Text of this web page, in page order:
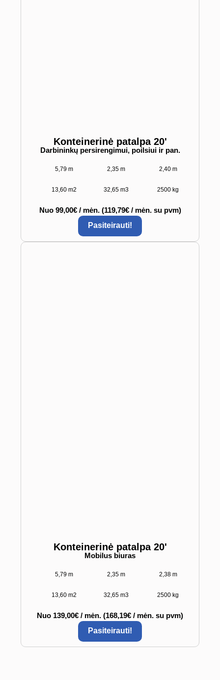
Konteinerinė patalpa 20'
Darbininkų persirengimui, poilsiui ir pan.
5,79 m 2,35 m 2,40 m
13,60 m2 32,65 m3 2500 kg
Nuo 99,00€ / mėn. (119,79€ / mėn. su pvm)
Pasiteirauti!
Konteinerinė patalpa 20'
Mobilus biuras
5,79 m 2,35 m 2,38 m
13,60 m2 32,65 m3 2500 kg
Nuo 139,00€ / mėn. (168,19€ / mėn. su pvm)
Pasiteirauti!